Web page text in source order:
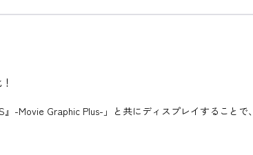
Graphic Plus-」と共にディスプレイすることで